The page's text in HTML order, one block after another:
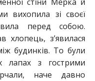
стіни Мерка й
вихопила зі своєї
перед собою.
хлопець, з’явилася
будинків. То були
лапах з гострими
наче давно